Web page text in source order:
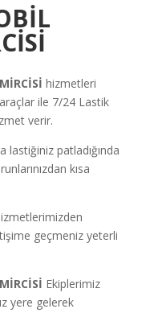
hizmetleri
ile 7/24 Lastik
verir.
lastiğiniz patladığında
kısa
geçmeniz yeterli
Ekiplerimiz
yere gelerek